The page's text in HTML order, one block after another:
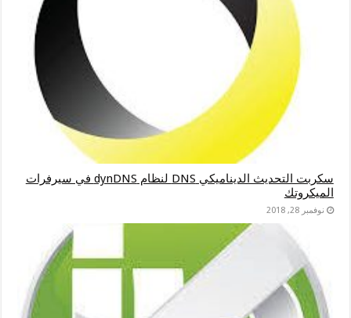
سكربت التحديث الديناميكي DNS لنظام dynDNS في سيرفرات
الميكروتك
نوفمبر 28, 2018